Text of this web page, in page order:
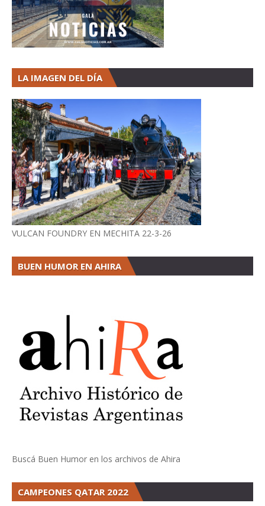
LA IMAGEN DEL DÍA
VULCAN FOUNDRY EN MECHITA 22-3-26
BUEN HUMOR EN AHIRA
Buscá Buen Humor en los archivos de Ahira
CAMPEONES QATAR 2022